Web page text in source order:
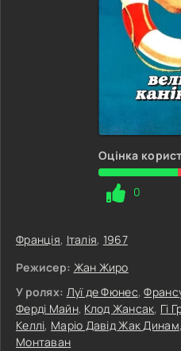
Оцінка
0
Франція, Італія, 1967
Режисер: Жан Жиро
У ролях: Луї де Фюнес,
Ферді Майн, Клод Жансак, Гі
Келлі, Маріо Давід Жак Динам
Монтаван